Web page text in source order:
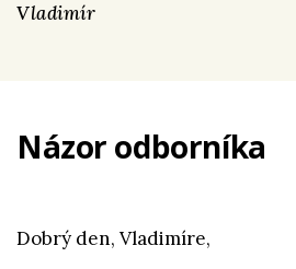
Vladimír
Názor odborníka
Dobrý den, Vladimíre,